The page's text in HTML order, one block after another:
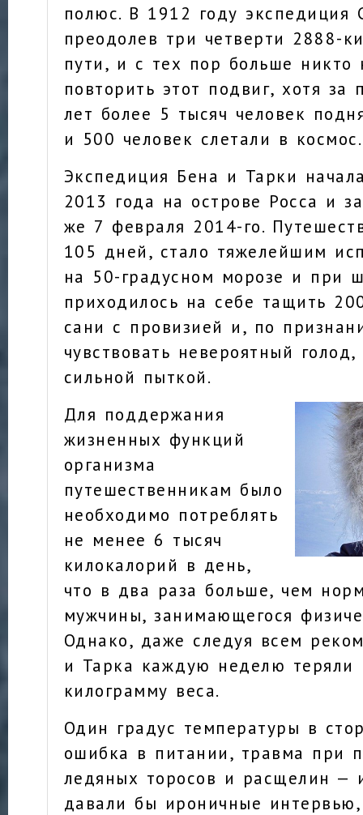
полюс. В 1912 году экспедиция
преодолев три четверти 2888-
пути, и с тех пор больше никто
повторить этот подвиг, хотя
лет более 5 тысяч человек
и 500 человек слетали в космос.
Экспедиция Бена и Тарки
2013 года на острове Росса и
же 7 февраля 2014-го.
105 дней, стало тяжелейшим
на 50-градусном морозе и при
приходилось на себе тащить
сани с провизией и, по
чувствовать невероятный
сильной пыткой.
Для поддержания
жизненных функций
организма
путешественникам было
необходимо потреблять
не менее 6 тысяч
килокалорий в день,
что в два раза больше, чем
мужчины, занимающегося
Однако, даже следуя всем
и Тарка каждую неделю теряли
килограмму веса.
Один градус температуры в
ошибка в питании, травма при
ледяных торосов и расщелин —
давали бы ироничные